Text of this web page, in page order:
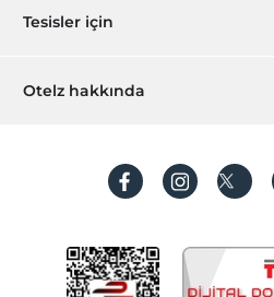
Sıkça sorulan sorular
İşlem rehberi
Hediye Kart
Hesap oluştur
Tesisler için
Hemen tesisinizi ekleyin
Otelz hakkında
Koşullar ve şartlar